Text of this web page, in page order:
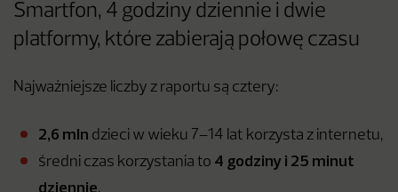
Smartfon, 4 godziny dziennie i dwie
platformy, które zabierają połowę czasu
Najważniejsze liczby z raportu są cztery:
2,6 mln dzieci w wieku 7–14 lat korzysta z internetu,
średni czas korzystania to 4 godziny i 25 minut
dziennie